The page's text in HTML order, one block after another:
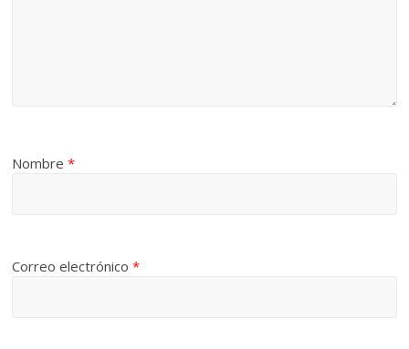
Nombre*
Correo electrónico*